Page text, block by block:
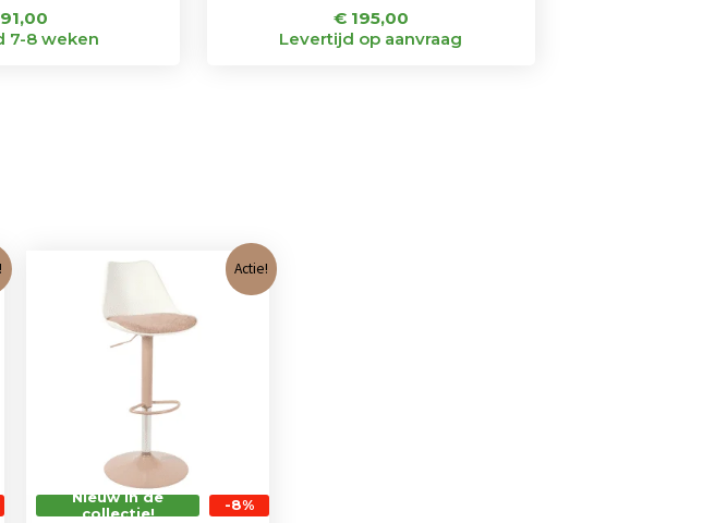
7-8 weken
€195,00
Levertijd op aanvraag
Actie!
-8%
Nieuw in de
collectie!
Oorspronkelijke
prijs
€ 71,00.
Huidige
prijs